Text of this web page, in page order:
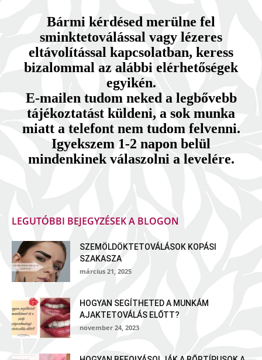
Bármi kérdésed merülne fel
sminktetoválással vagy lézeres
eltávolítással kapcsolatban, keress
bizalommal az alábbi elérhetőségek
egyikén.
E-mailen tudom neked a legbővebb
tájékoztatást küldeni, a sok munka
miatt a telefont nem tudom felvenni.
Igyekszem 1-2 napon belül
mindenkinek válaszolni a levelére.
LEGUTÓBBI BEJEGYZÉSEK A BLOGON
SZEMÖLDÖKTETOVÁLÁSOK KOPÁSI
SZAKASZA
március 21, 2025
HOGYAN SEGÍTHETED A MUNKÁM
AJAKTETOVÁLÁS ELŐTT?
november 24, 2023